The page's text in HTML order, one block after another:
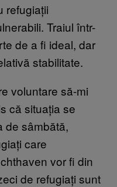
refugiații
Traiul într-
de a fi ideal, dar
stabilitate.
voluntare să-mi
că situația se
de sâmbătă,
care
vor fi din
de refugiați sunt